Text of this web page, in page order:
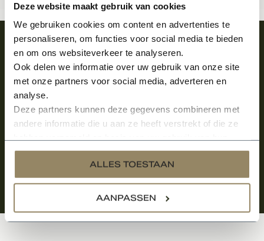
Deze website maakt gebruik van cookies
We gebruiken cookies om content en advertenties te
personaliseren, om functies voor social media te bieden
en om ons websiteverkeer te analyseren.
Ook delen we informatie over uw gebruik van onze site
met onze partners voor social media, adverteren en
analyse.
Deze partners kunnen deze gegevens combineren met
andere informatie die u aan ze heeft verstrekt of die ze
services.
ALLES TOESTAAN
AANPASSEN
Meld je aan en ontvang het laatste nieuws
over onze kempische bouwstijl!
Aanmelden voor de nieuwsbrief